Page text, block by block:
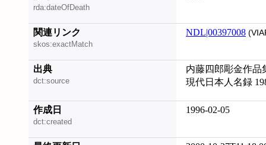
rda:dateOfDeath
関連リンク
skos:exactMatch
NDL|00397008
出典
dct:source
内藤四郎彫金作品
現代日本人名録
作成日
dct:created
1996-02-05